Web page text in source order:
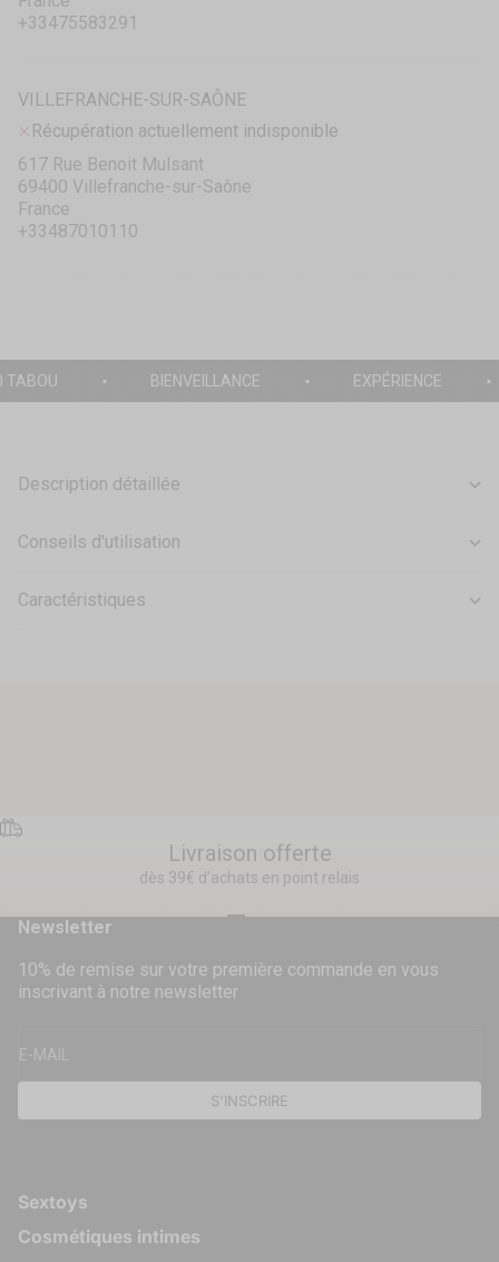
+33475583291
VILLEFRANCHE-SUR-SAÔNE
Récupération actuellement indisponible
617 Rue Benoit Mulsant
69400 Villefranche-sur-Saône
France
+33487010110
TABOU BIENVEILLANCE EXPÉRIENCE
Description détaillée
Conseils d'utilisation
Caractéristiques
Livraison offerte
dès 39€ d’achats en point relais
Sextoys
Cosmétiques intimes
Newsletter
10% de remise sur votre première commande en vous
inscrivant à notre newsletter
E-MAIL
S'INSCRIRE